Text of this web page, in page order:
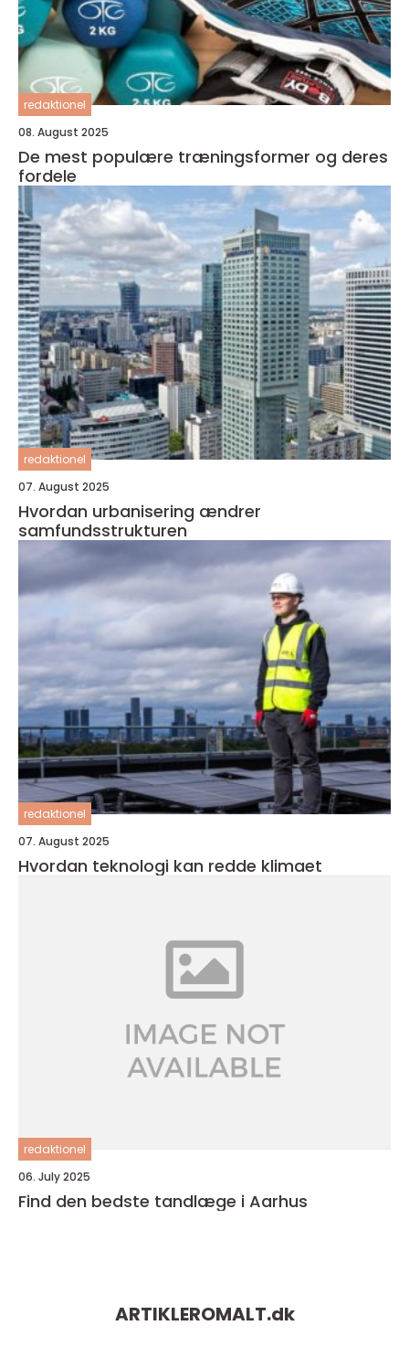
redaktionel
08. August 2025
De mest populære træningsformer og deres
fordele
redaktionel
07. August 2025
Hvordan urbanisering ændrer
samfundsstrukturen
redaktionel
07. August 2025
Hvordan teknologi kan redde klimaet
redaktionel
06. July 2025
Find den bedste tandlæge i Aarhus
ARTIKLEROMALT.dk